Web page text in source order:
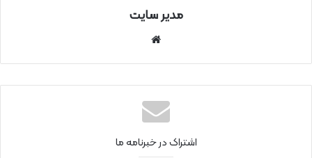
مدیر سایت
نتی
اشتراک در خبرنامه ما